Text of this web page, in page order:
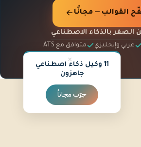
القوالب — مجانًا
الصفر بالذكاء الاصطناعي
عربي وإنجليزي متوافق مع ATS
×
11 وكيل ذكاء اصطناعي
جاهزون
جرّب مجاناً